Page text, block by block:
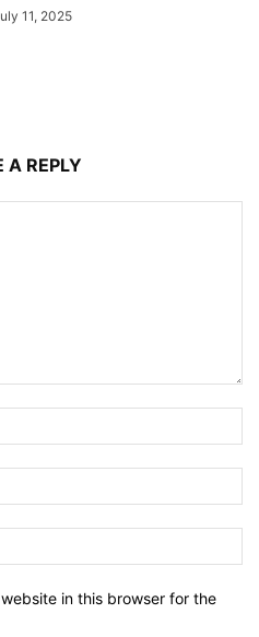
11, 2025
A REPLY
in this browser for the